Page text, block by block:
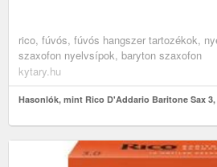
rico, fúvós, fúvós hangszer tartozékok,
szaxofon nyelvsípok, baryton szaxofon
kytary.hu
Hasonlók, mint Rico D'Addario Baritone Sax 3,